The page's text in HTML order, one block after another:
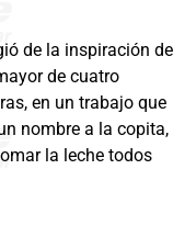
de la inspiración de
de cuatro
en un trabajo que
nombre a la copita,
la leche todos